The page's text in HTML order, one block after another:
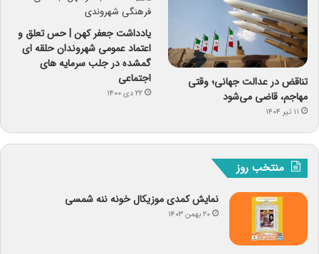
تناقض در عدالت جهانی؛ وقتی
مهاجم، قاضی می‌شود
۱۱ تیر ۱۴۰۴
یادداشت جعفر کهن | حس تعلق و
اعتماد عمومی شهروندان حلقه ای
گمشده در جلب سرمایه های
اجتماعی
۲۲ دی ۱۴۰۰
منتخب روز
نمایش کمدی موزیکال خونه ننه شمسی
۲۰ بهمن ۱۴۰۳